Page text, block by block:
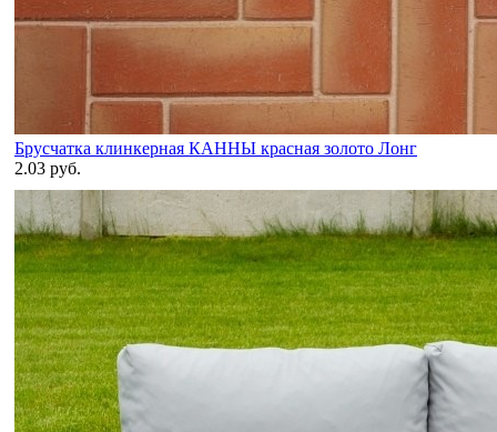
Брусчатка клинкерная КАННЫ красная золото Лонг
2.03 руб.